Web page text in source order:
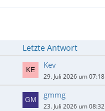
Letzte Antwort
Kev
29. Juli 2026 um 07:18
gmmg
23. Juli 2026 um 08:32